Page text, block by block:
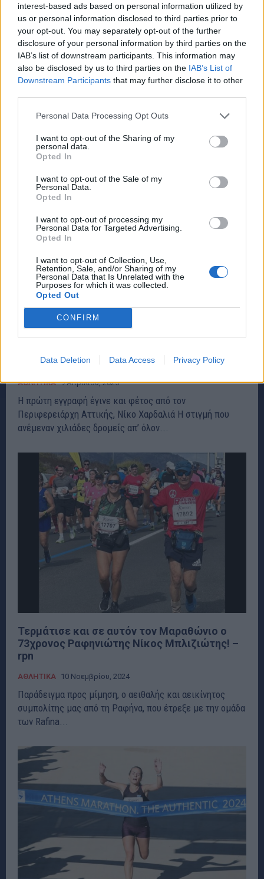
interest-based ads based on personal information utilized by
us or personal information disclosed to third parties prior to
your opt-out. You may separately opt-out of the further
disclosure of your personal information by third parties on the
IAB’s list of downstream participants. This information may
also be disclosed by us to third parties on the IAB’s List of
Downstream Participants that may further disclose it to other
Personal Data Processing Opt Outs
I want to opt-out of the Sharing of my
personal data.
Opted In
I want to opt-out of the Sale of my
Personal Data.
Opted In
I want to opt-out of processing my
Personal Data for Targeted Advertising.
Opted In
I want to opt-out of Collection, Use,
Retention, Sale, and/or Sharing of my
Personal Data that Is Unrelated with the
Purposes for which it was collected.
Opted Out
CONFIRM
Data Deletion Data Access Privacy Policy
Ο ΣΕΓΑΣ και η Περιφέρεια Αττικής
συμπρωταγωνιστές στις συζητήσεις για το
μέλλον του μαραθωνίου – rpn
ΣΕΓΑΣ και η Περιφέρεια Αττικής πραγματοποίησαν
πρόσφατα στο Λονδίνο προκαταρκτικές...
Άνοιξαν οι εγγραφές στον 42ο Μαραθώνιο
Χαρδαλιά – rpn
ΑΘΛΗΤΙΚΑ 9 Απριλίου, 2025
Η πρώτη εγγραφή έγινε και φέτος από τον
Περιφερειάρχη Αττικής, Νίκο Χαρδαλιά Η στιγμή που
ανέμεναν χιλιάδες δρομείς απ’ όλον...
Τερμάτισε και σε αυτόν τον Μαραθώνιο ο
73χρονος Ραφηνιώτης Νίκος Μπλιζιώτης! –
rpn
ΑΘΛΗΤΙΚΑ 10 Νοεμβρίου, 2024
Παράδειγμα προς μίμηση, ο αειθαλής και αεικίνητος
συμπολίτης μας από τη Ραφήνα, που έτρεξε με την ομάδα
των Rafina...